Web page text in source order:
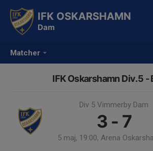
Matcher
IFK OSKARSHAMN
Dam
IFK Oskarshamn Div.5 -
Div 5 Vimmerby Dam
3 - 7
5 maj, 19:00, Arena